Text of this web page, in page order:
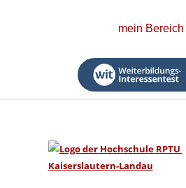
mein Bereich